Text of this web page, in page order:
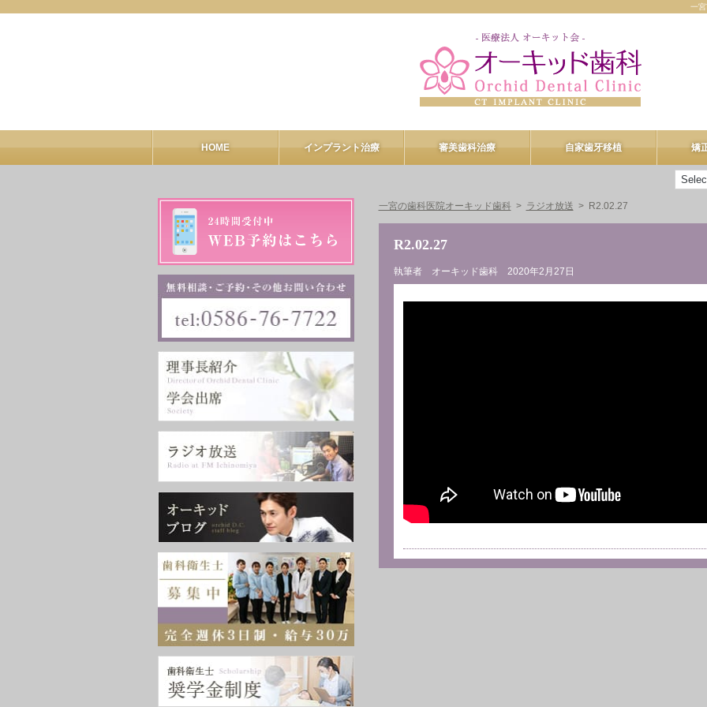
一
HOME インプラント治療
CT
審美歯科治療 自家歯牙移植 矯
一宮の歯科医院オーキッド歯科 ラジオ放送 R2.02.27
R2.02.27
執筆者 オーキッド歯科 2020年2月27日